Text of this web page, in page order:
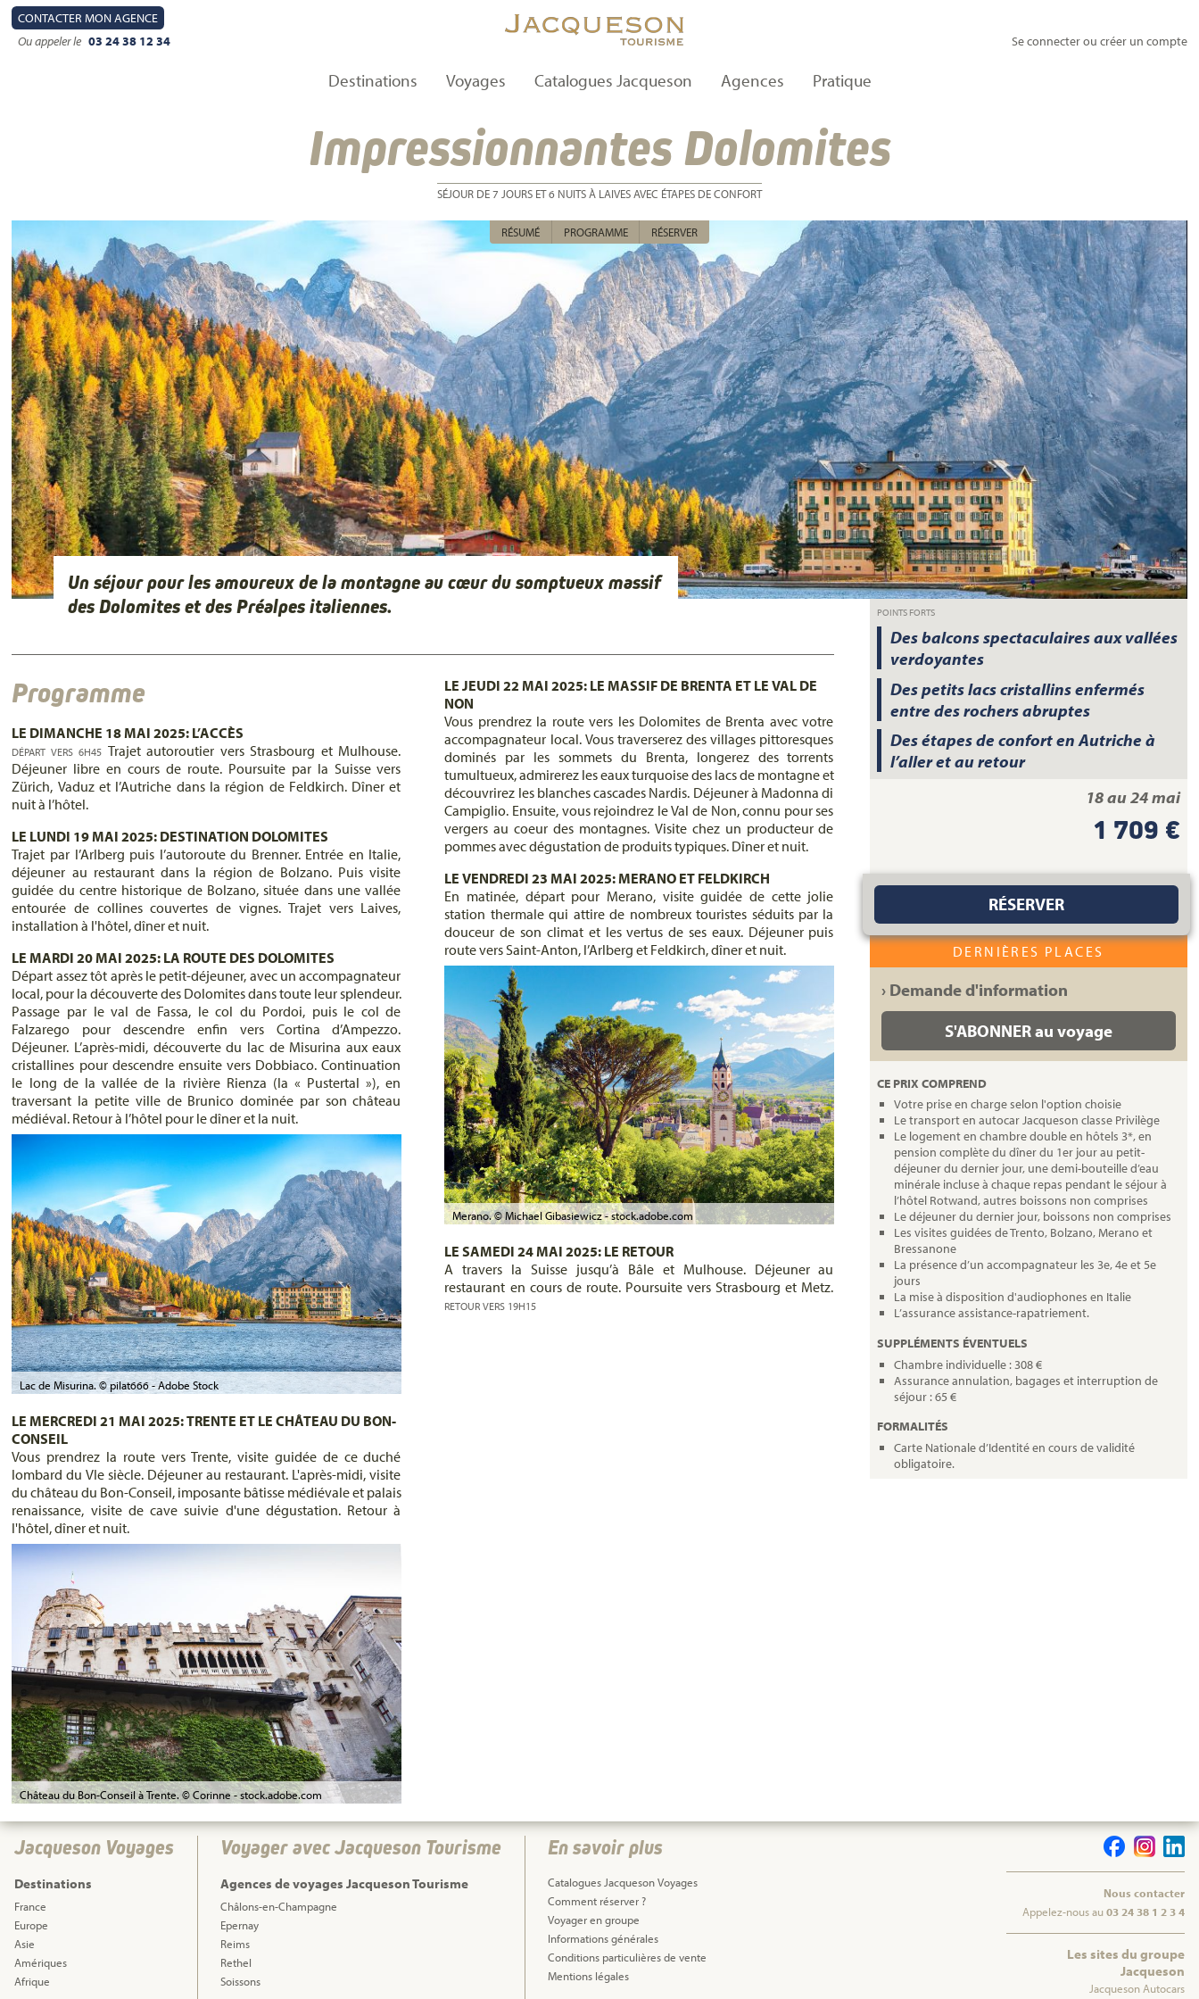
CONTACTER MON AGENCE
Ou appeler le 03 24 38 12 34 Se connecter ou créer un compte
Destinations Voyages Catalogues Jacqueson Agences Pratique
Impressionnantes Dolomites
SÉJOUR DE 7 JOURS ET 6 NUITS À LAIVES AVEC ÉTAPES DE CONFORT
RÉSUMÉ PROGRAMME RÉSERVER
Un séjour pour les amoureux de la montagne au cœur du somptueux massif
des Dolomites et des Préalpes italiennes.
Programme
LE DIMANCHE 18 MAI 2025: L’ACCÈS
DÉPART VERS 6H45 Trajet autoroutier vers Strasbourg et Mulhouse.
Déjeuner libre en cours de route. Poursuite par la Suisse vers
Zürich, Vaduz et l’Autriche dans la région de Feldkirch. Dîner et
nuit à l’hôtel.
LE LUNDI 19 MAI 2025: DESTINATION DOLOMITES
Trajet par l’Arlberg puis l’autoroute du Brenner. Entrée en Italie,
déjeuner au restaurant dans la région de Bolzano. Puis visite
guidée du centre historique de Bolzano, située dans une vallée
entourée de collines couvertes de vignes. Trajet vers Laives,
installation à l'hôtel, dîner et nuit.
LE MARDI 20 MAI 2025: LA ROUTE DES DOLOMITES
Départ assez tôt après le petit-déjeuner, avec un accompagnateur
local, pour la découverte des Dolomites dans toute leur splendeur.
Passage par le val de Fassa, le col du Pordoi, puis le col de
Falzarego pour descendre enfin vers Cortina d’Ampezzo.
Déjeuner. L’après-midi, découverte du lac de Misurina aux eaux
cristallines pour descendre ensuite vers Dobbiaco. Continuation
le long de la vallée de la rivière Rienza (la « Pustertal »), en
traversant la petite ville de Brunico dominée par son château
médiéval. Retour à l’hôtel pour le dîner et la nuit.
Lac de Misurina. © pilat666 - Adobe Stock
LE MERCREDI 21 MAI 2025: TRENTE ET LE CHÂTEAU DU BON-
CONSEIL
Vous prendrez la route vers Trente, visite guidée de ce duché
lombard du VIe siècle. Déjeuner au restaurant. L'après-midi, visite
du château du Bon-Conseil, imposante bâtisse médiévale et palais
renaissance, visite de cave suivie d'une dégustation. Retour à
l'hôtel, dîner et nuit.
Château du Bon-Conseil à Trente. © Corinne - stock.adobe.com
LE JEUDI 22 MAI 2025: LE MASSIF DE BRENTA ET LE VAL DE
NON
Vous prendrez la route vers les Dolomites de Brenta avec votre
accompagnateur local. Vous traverserez des villages pittoresques
dominés par les sommets du Brenta, longerez des torrents
tumultueux, admirerez les eaux turquoise des lacs de montagne et
découvrirez les blanches cascades Nardis. Déjeuner à Madonna di
Campiglio. Ensuite, vous rejoindrez le Val de Non, connu pour ses
vergers au coeur des montagnes. Visite chez un producteur de
pommes avec dégustation de produits typiques. Dîner et nuit.
LE VENDREDI 23 MAI 2025: MERANO ET FELDKIRCH
En matinée, départ pour Merano, visite guidée de cette jolie
station thermale qui attire de nombreux touristes séduits par la
douceur de son climat et les vertus de ses eaux. Déjeuner puis
route vers Saint-Anton, l’Arlberg et Feldkirch, dîner et nuit.
Merano. © Michael Gibasiewicz - stock.adobe.com
LE SAMEDI 24 MAI 2025: LE RETOUR
A travers la Suisse jusqu’à Bâle et Mulhouse. Déjeuner au
restaurant en cours de route. Poursuite vers Strasbourg et Metz.
RETOUR VERS 19H15
POINTS FORTS
Des balcons spectaculaires aux vallées
verdoyantes
Des petits lacs cristallins enfermés
entre des rochers abruptes
Des étapes de confort en Autriche à
l’aller et au retour
18 au 24 mai
1 709 €
RÉSERVER
DERNIÈRES PLACES
› Demande d'information
S'ABONNER au voyage
CE PRIX COMPREND
Votre prise en charge selon l'option choisie
Le transport en autocar Jacqueson classe Privilège
Le logement en chambre double en hôtels 3*, en
pension complète du dîner du 1er jour au petit-
déjeuner du dernier jour, une demi-bouteille d’eau
minérale incluse à chaque repas pendant le séjour à
l’hôtel Rotwand, autres boissons non comprises
Le déjeuner du dernier jour, boissons non comprises
Les visites guidées de Trento, Bolzano, Merano et
Bressanone
La présence d’un accompagnateur les 3e, 4e et 5e
jours
La mise à disposition d'audiophones en Italie
L’assurance assistance-rapatriement.
SUPPLÉMENTS ÉVENTUELS
Chambre individuelle : 308 €
Assurance annulation, bagages et interruption de
séjour : 65 €
FORMALITÉS
Carte Nationale d’Identité en cours de validité
obligatoire.
Jacqueson Voyages
Destinations
France
Europe
Asie
Amériques
Afrique
Voyager avec Jacqueson Tourisme
Agences de voyages Jacqueson Tourisme
Châlons-en-Champagne
Epernay
Reims
Rethel
Soissons
En savoir plus
Catalogues Jacqueson Voyages
Comment réserver ?
Voyager en groupe
Informations générales
Conditions particulières de vente
Mentions légales
Nous contacter
Appelez-nous au03 24 38 1 2 3 4
Les sites du groupe
Jacqueson
Jacqueson Autocars